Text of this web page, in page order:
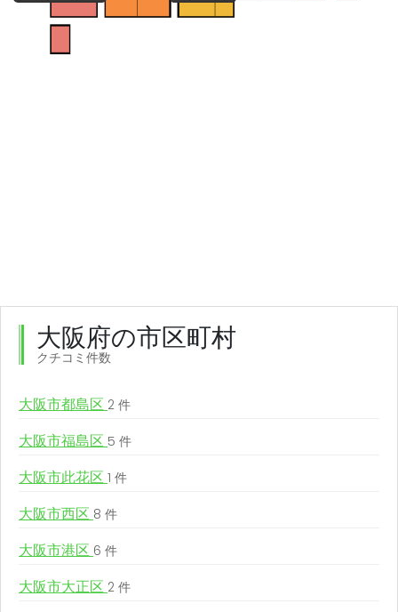
大阪府の市区町村
クチコミ件数
大阪市都島区 2 件
大阪市福島区 5 件
大阪市此花区 1 件
大阪市西区 8 件
大阪市港区 6 件
大阪市大正区 2 件